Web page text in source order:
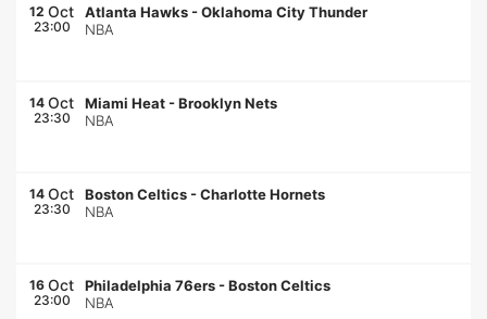
12 Oct
23:00
Atlanta Hawks -Oklahoma City Thunder
NBA
14 Oct
23:30
Miami Heat -Brooklyn Nets
NBA
14 Oct
23:30
Boston Celtics -Charlotte Hornets
NBA
16 Oct
23:00
Philadelphia 76ers -Boston Celtics
NBA